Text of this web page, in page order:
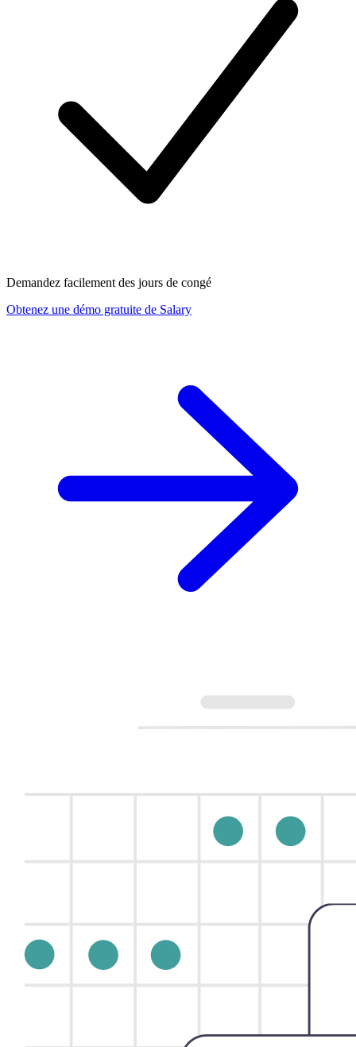
Demandez facilement des jours de congé
Obtenez une démo gratuite de Salary